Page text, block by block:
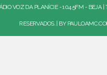
VOZ DA PLANÍCIE - 104.5FM - BEJA |
RESERVADOS. | BY